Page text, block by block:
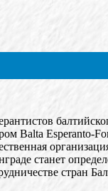
Balta Esperanto-
станет
стран